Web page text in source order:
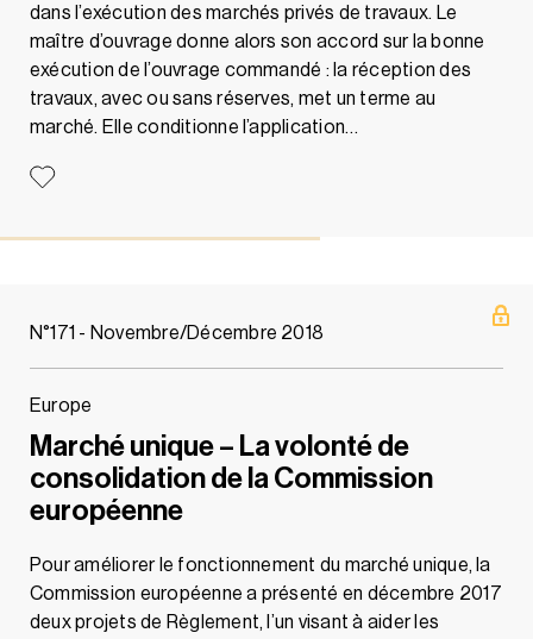
dans l’exécution des marchés privés de travaux. Le
maître d’ouvrage donne alors son accord sur la bonne
exécution de l’ouvrage commandé : la réception des
travaux, avec ou sans réserves, met un terme au
marché. Elle conditionne l’application…
N°171 - Novembre/Décembre 2018
Europe
Marché unique – La volonté de
consolidation de la Commission
européenne
Pour améliorer le fonctionnement du marché unique, la
Commission européenne a présenté en décembre 2017
deux projets de Règlement, l’un visant à aider les